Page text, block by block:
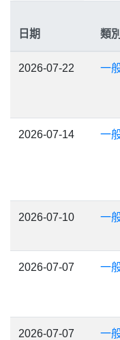
日期 類別
2026-07-22 一
2026-07-14 一
2026-07-10 一
2026-07-07 一
2026-07-07 一